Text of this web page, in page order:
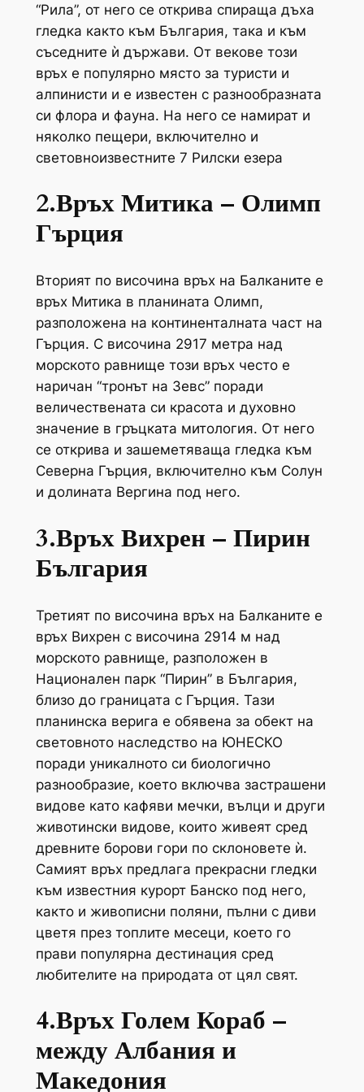
“Рила”, от него се открива спираща дъха
гледка както към България, така и към
съседните ѝ държави. От векове този
връх е популярно място за туристи и
алпинисти и е известен с разнообразната
си флора и фауна. На него се намират и
няколко пещери, включително и
световноизвестните 7 Рилски езера
2.Връх Митика – Олимп
Гърция
Вторият по височина връх на Балканите е
връх Митика в планината Олимп,
разположена на континенталната част на
Гърция. С височина 2917 метра над
морското равнище този връх често е
наричан “тронът на Зевс” поради
величествената си красота и духовно
значение в гръцката митология. От него
се открива и зашеметяваща гледка към
Северна Гърция, включително към Солун
и долината Вергина под него.
3.Връх Вихрен – Пирин
България
Третият по височина връх на Балканите е
връх Вихрен с височина 2914 м над
морското равнище, разположен в
Национален парк “Пирин” в България,
близо до границата с Гърция. Тази
планинска верига е обявена за обект на
световното наследство на ЮНЕСКО
поради уникалното си биологично
разнообразие, което включва застрашени
видове като кафяви мечки, вълци и други
животински видове, които живеят сред
древните борови гори по склоновете ѝ.
Самият връх предлага прекрасни гледки
към известния курорт Банско под него,
както и живописни поляни, пълни с диви
цветя през топлите месеци, което го
прави популярна дестинация сред
любителите на природата от цял свят.
4.Връх Голем Кораб –
между Албания и
Македония